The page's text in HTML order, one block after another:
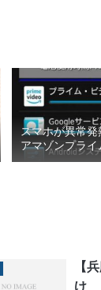
スマホが異常
アマゾンプラ
た
【
け